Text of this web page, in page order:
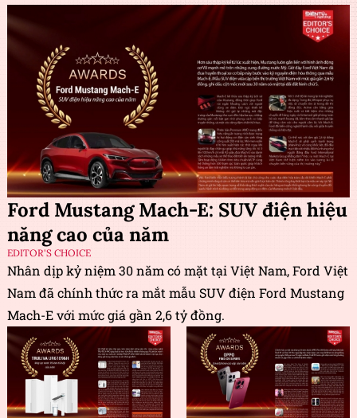
Ford Mustang Mach-E: SUV điện hiệu
năng cao của năm
EDITOR'S CHOICE
Nhân dịp kỷ niệm 30 năm có mặt tại Việt Nam, Ford Việt
Nam đã chính thức ra mắt mẫu SUV điện Ford Mustang
Mach-E với mức giá gần 2,6 tỷ đồng.